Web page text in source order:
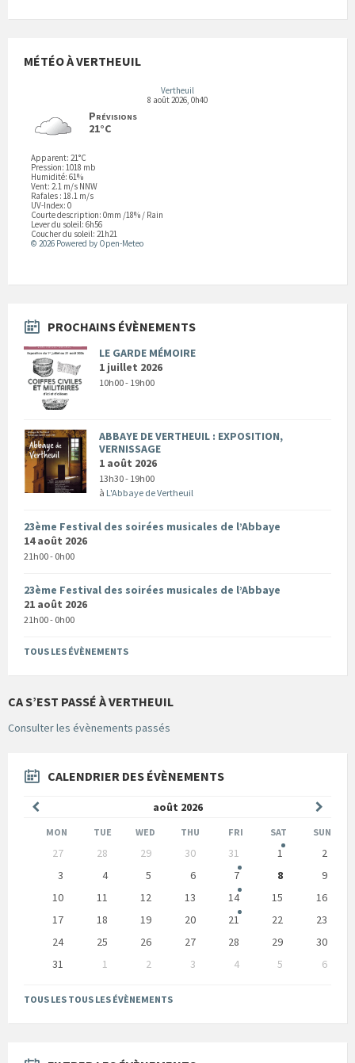
MÉTÉO À VERTHEUIL
Vertheuil
8 août 2026, 0h40
Prévisions
21°C
Apparent: 21°C
Pression: 1018 mb
Humidité: 61%
Vent: 2.1 m/s NNW
Rafales : 18.1 m/s
UV-Index: 0
Courte description: 0mm /18% / Rain
Lever du soleil: 6h56
Coucher du soleil: 21h21
© 2026 Powered by Open-Meteo
PROCHAINS ÉVÈNEMENTS
LE GARDE MÉMOIRE
1 juillet 2026
10h00 - 19h00
ABBAYE DE VERTHEUIL : EXPOSITION,
VERNISSAGE
1 août 2026
13h30 - 19h00
à L'Abbaye de Vertheuil
23ème Festival des soirées musicales de l’Abbaye
14 août 2026
21h00 - 0h00
23ème Festival des soirées musicales de l’Abbaye
21 août 2026
21h00 - 0h00
TOUS LES ÉVÈNEMENTS
CA S’EST PASSÉ À VERTHEUIL
Consulter les évènements passés
CALENDRIER DES ÉVÈNEMENTS
août 2026
précédent
MON TUE WED THU FRI SAT SUN
calendar
27 28 29 30 31 1
2
3
4 5 6 7 8
9
10
11 12 13 14 15
16
17
18 19 20 21 22
23
24
25 26 27 28 29
30
31
1 2 3 4 5
6
to
calendar
TOUS LES TOUS LES ÉVÈNEMENTS